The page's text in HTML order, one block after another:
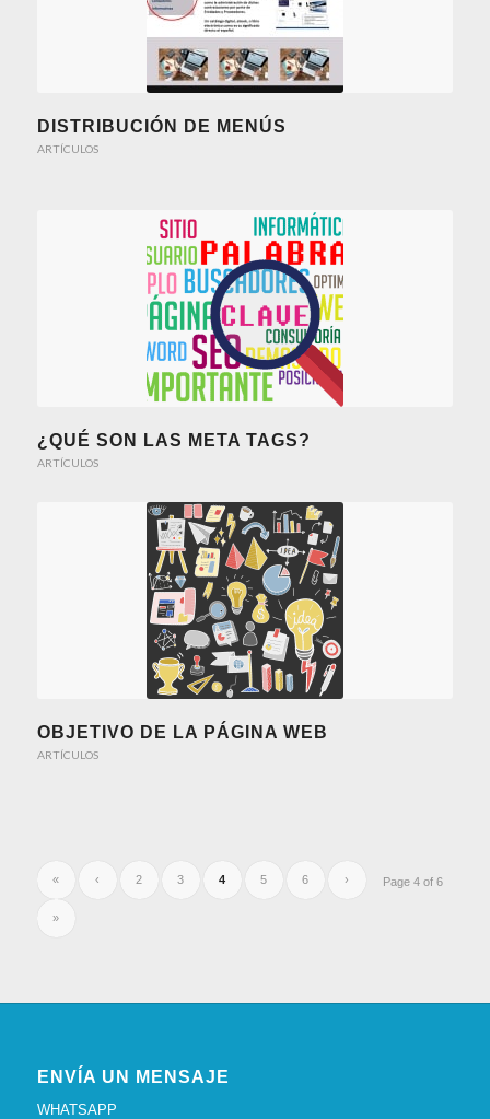
DISTRIBUCIÓN DE MENÚS
ARTÍCULOS
¿QUÉ SON LAS META TAGS?
ARTÍCULOS
OBJETIVO DE LA PÁGINA WEB
ARTÍCULOS
Page 4 of 6
« ‹ 2 3 4 5 6 ›
»
ENVÍA UN MENSAJE
WHATSAPP